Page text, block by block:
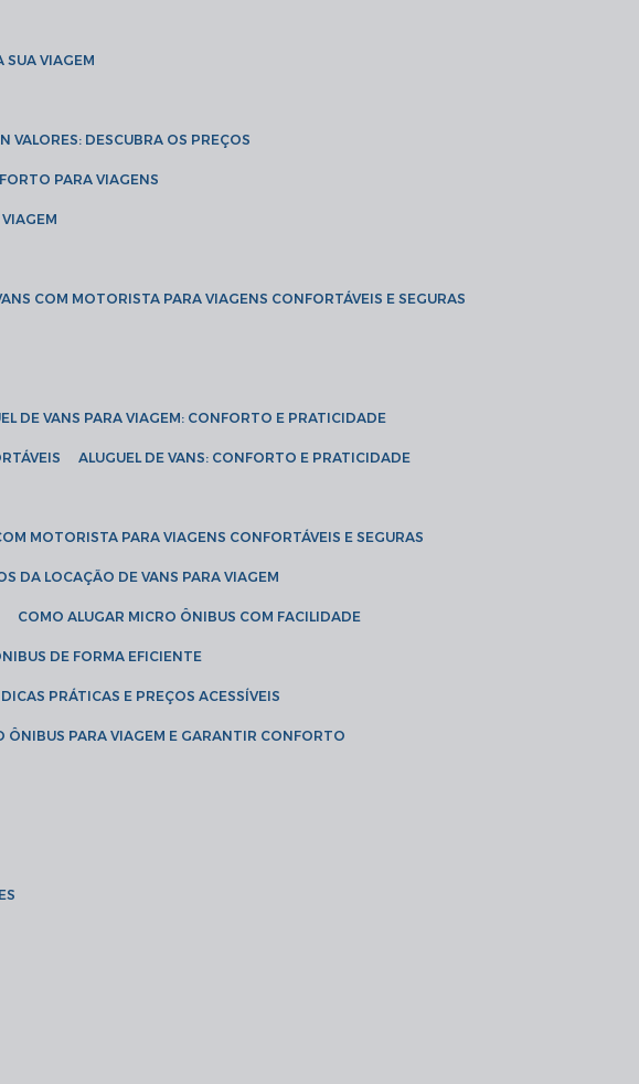
SUA VIAGEM
VALORES: DESCUBRA OS PREÇOS
PARA VIAGENS
VIAGEM
VANS COM MOTORISTA PARA VIAGENS CONFORTÁVEIS E SEGURAS
DE VANS PARA VIAGEM: CONFORTO E PRATICIDADE
ALUGUEL DE VANS: CONFORTO E PRATICIDADE
MOTORISTA PARA VIAGENS CONFORTÁVEIS E SEGURAS
DA LOCAÇÃO DE VANS PARA VIAGEM
COMO ALUGAR MICRO ÔNIBUS COM FACILIDADE
DE FORMA EFICIENTE
PRÁTICAS E PREÇOS ACESSÍVEIS
ÔNIBUS PARA VIAGEM E GARANTIR CONFORTO